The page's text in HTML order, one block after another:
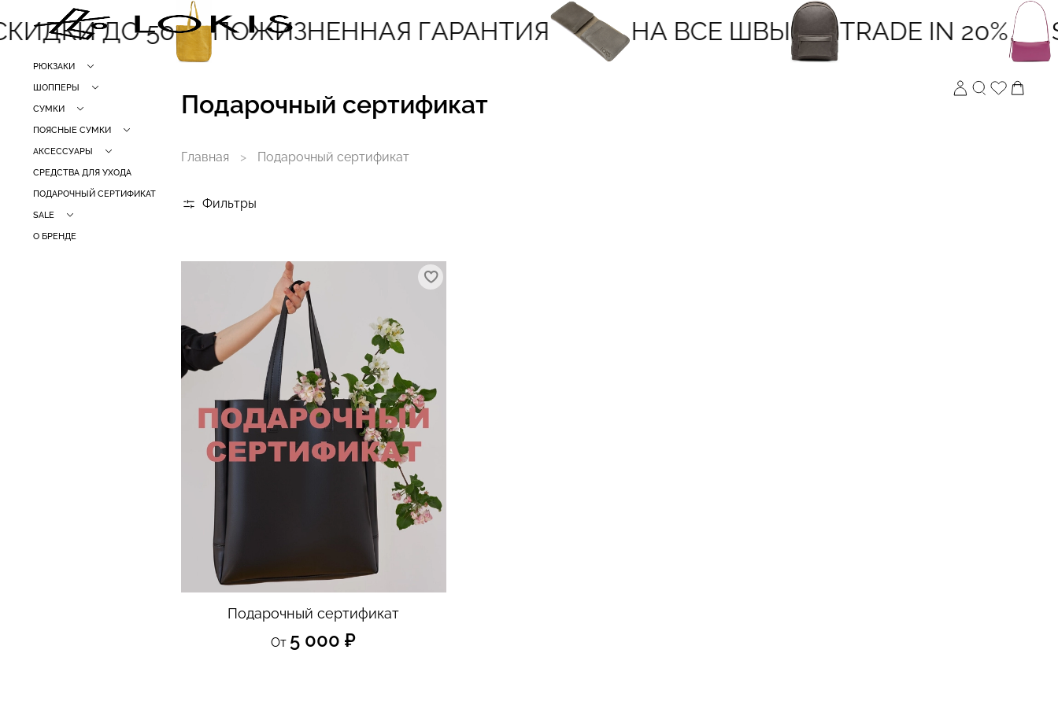
ДО 50 ПОЖИЗНЕННАЯ ГАРАНТИЯ НА ВСЕ ШВЫ TRADE IN 20%
РЮКЗАКИ
ШОППЕРЫ
СУМКИ
ПОЯСНЫЕ СУМКИ
АКСЕССУАРЫ
СРЕДСТВА ДЛЯ УХОДА
ПОДАРОЧНЫЙ СЕРТИФИКАТ
SALE
О БРЕНДЕ
Подарочный сертификат
Главная Подарочный сертификат
Фильтры
Подарочный сертификат
От 5 000 ₽